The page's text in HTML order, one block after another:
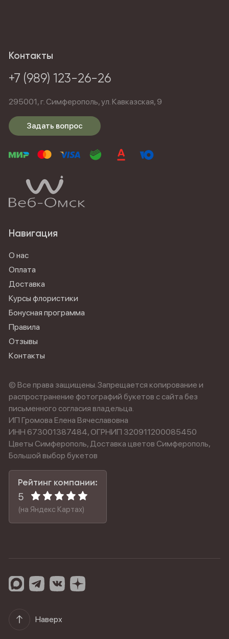
Контакты
+7 (989) 123-26-26
295001,г. Симферополь,ул. Кавказская, 9
Задать вопрос
Навигация
О нас
Оплата
Доставка
Курсы флористики
Бонусная программа
Правила
Отзывы
Контакты
© Все права защищены. Запрещается копирование и
распространение фотографий букетов с сайта без
письменного согласия владельца.
ИП Громова Елена Вячеславовна
ИНН 673001387484, ОГРНИП 320911200085450
Цветы Симферополь, Доставка цветов Симферополь,
Большой выбор букетов
Рейтинг компании:
5
(на Яндекс Картах)
Наверх